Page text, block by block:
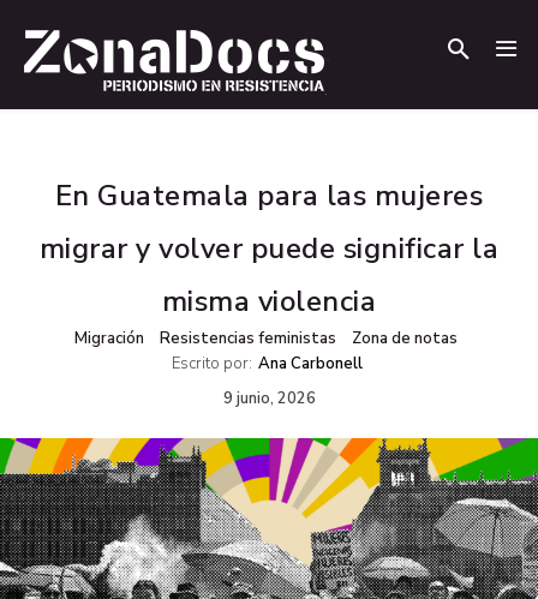
En Guatemala para las mujeres
migrar y volver puede significar la
misma violencia
Migración Resistencias feministas
Zona de notas
Escrito por: Ana Carbonell
9 junio, 2026